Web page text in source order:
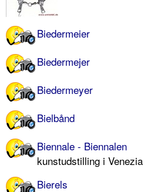
Biedermeier
Biedermejer
Biedermeyer
Bielbånd
Biennale - Biennalen
kunstudstilling i Venezia
Bierels